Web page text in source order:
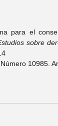
para el
sobre
10985.